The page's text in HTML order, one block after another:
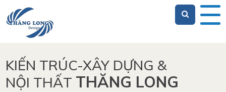
KIẾN TRÚC-XÂY DỰNG &
NỘI THẤT THĂNG LONG